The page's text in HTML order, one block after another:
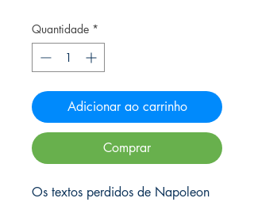
Quantidade *
Adicionar ao carrinho
Comprar
Os textos perdidos de Napoleon